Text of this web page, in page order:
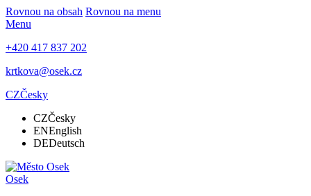
Rovnou na obsah Rovnou na menu
Menu
+420 417 837 202
krtkova@osek.cz
CZČesky
CZČesky
ENEnglish
DEDeutsch
Osek